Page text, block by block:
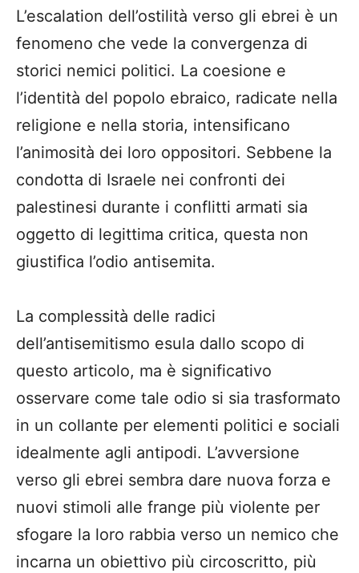
L’escalation dell’ostilità verso gli ebrei è un
fenomeno che vede la convergenza di
storici nemici politici. La coesione e
l’identità del popolo ebraico, radicate nella
religione e nella storia, intensificano
l’animosità dei loro oppositori. Sebbene la
condotta di Israele nei confronti dei
palestinesi durante i conflitti armati sia
oggetto di legittima critica, questa non
giustifica l’odio antisemita.
La complessità delle radici
dell’antisemitismo esula dallo scopo di
questo articolo, ma è significativo
osservare come tale odio si sia trasformato
in un collante per elementi politici e sociali
idealmente agli antipodi. L’avversione
verso gli ebrei sembra dare nuova forza e
nuovi stimoli alle frange più violente per
sfogare la loro rabbia verso un nemico che
incarna un obiettivo più circoscritto, più